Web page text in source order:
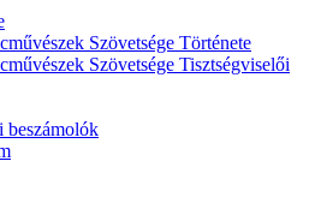
Szövetsége Története
Szövetsége Tisztségviselői
beszámolók